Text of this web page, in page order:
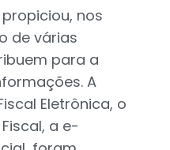
nos
de várias
para a
A
Eletrônica, o
a e-